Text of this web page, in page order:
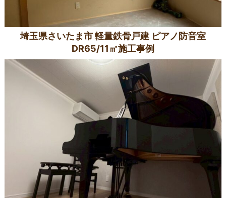
埼玉県さいたま市 軽量鉄骨戸建 ピアノ防音室
DR65/11㎡施工事例